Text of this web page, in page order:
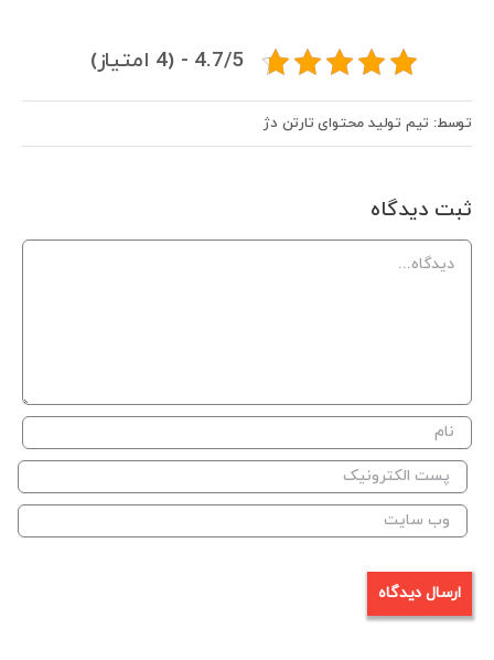
4.7/5 - (4 امتیاز)
توسط: تیم تولید محتوای تارتن دژ
ثبت ديدگاه
Comment